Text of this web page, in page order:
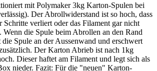
mit Polymaker 3kg Karton-Spulen bei
Der Abrollwiderstand ist so hoch, dass
Schritte verliert oder das Filament gar nicht
Wenn die Spule beim Abrollen an den Rand
Spule an der Aussenwand und erschwert
Der Karton Abrieb ist nach 1kg
Dieser haftet am Filament und legt sich als
nieder. Fazit: Für die "neuen" Karton-